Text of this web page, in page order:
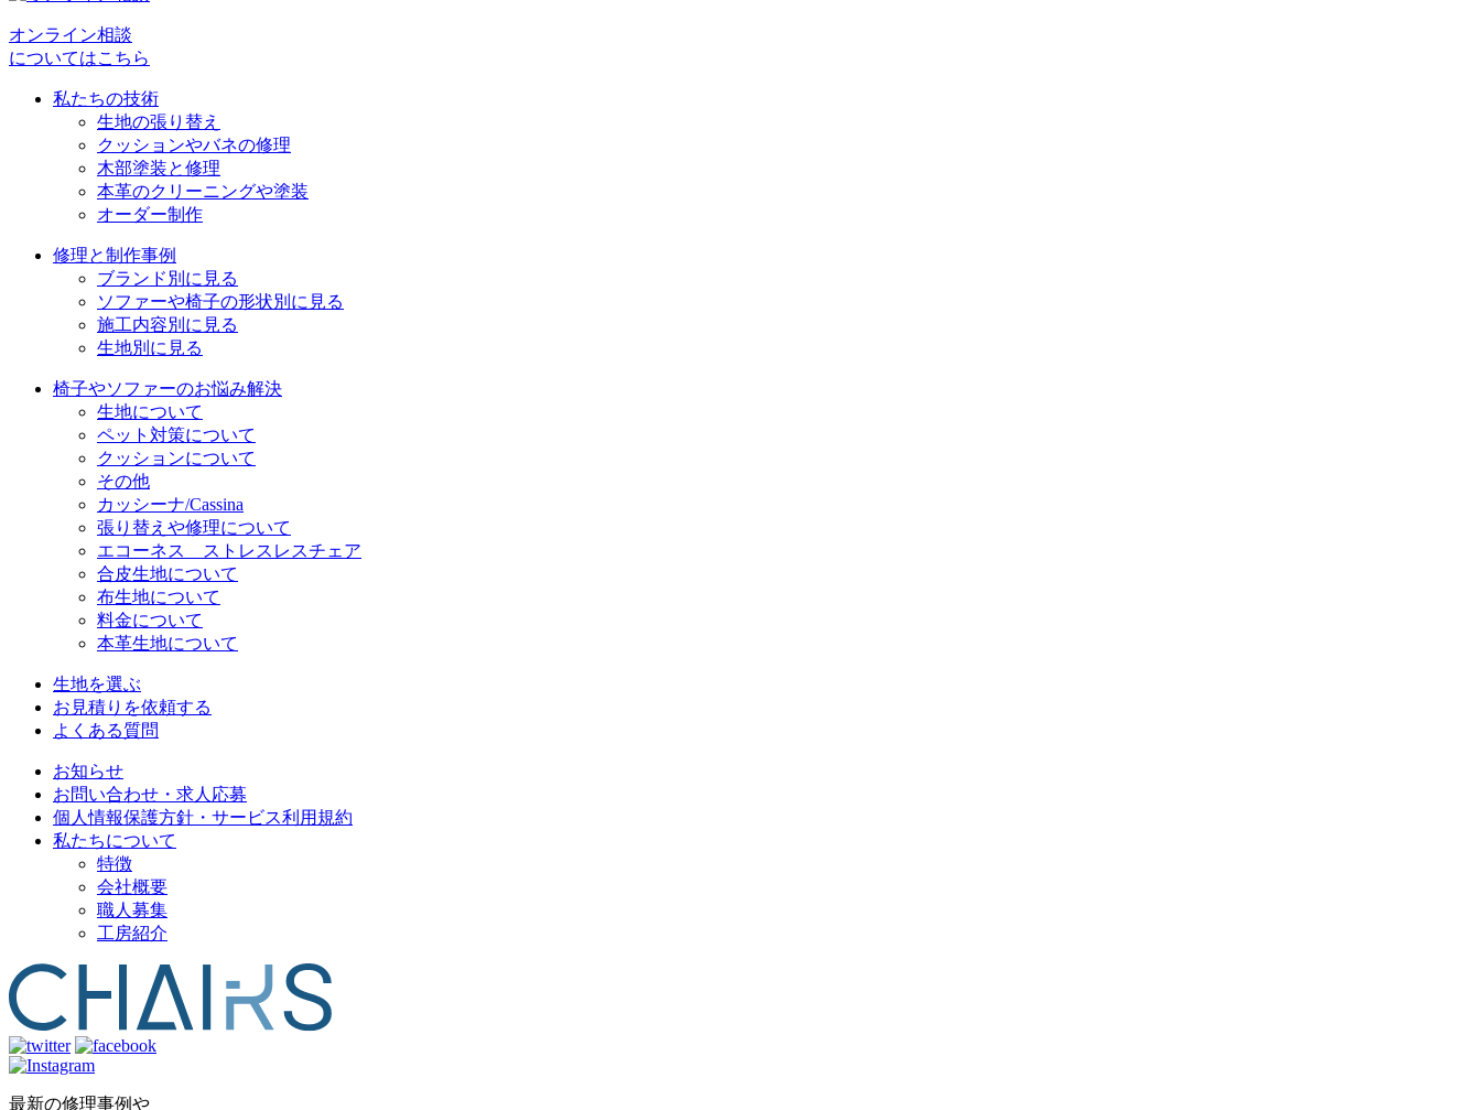
ー
オンライン相談
についてはこちら
私たちの技術
生地の張り替え
クッションやバネの修理
木部塗装と修理
本革のクリーニングや塗装
オーダー制作
修理と制作事例
ブランド別に見る
ソファーや椅子の形状別に見る
施工内容別に見る
生地別に見る
椅子やソファーのお悩み解決
生地について
ペット対策について
クッションについて
その他
カッシーナ/Cassina
張り替えや修理について
エコーネス ストレスレスチェア
合皮生地について
布生地について
料金について
本革生地について
生地を選ぶ
お見積りを依頼する
よくある質問
お知らせ
お問い合わせ・求人応募
個人情報保護方針・サービス利用規約
私たちについて
特徴
会社概要
職人募集
工房紹介
最新の修理事例や